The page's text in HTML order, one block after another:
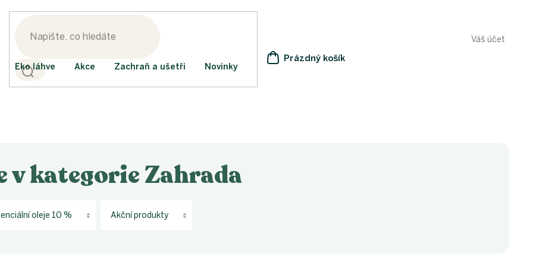
Váš účet
NÁKUPNÍ
Prázdný košík
Eko láhve Akce Zachraň a ušetři Novinky
v kategorie Zahrada
oleje 10 % Akční produkty